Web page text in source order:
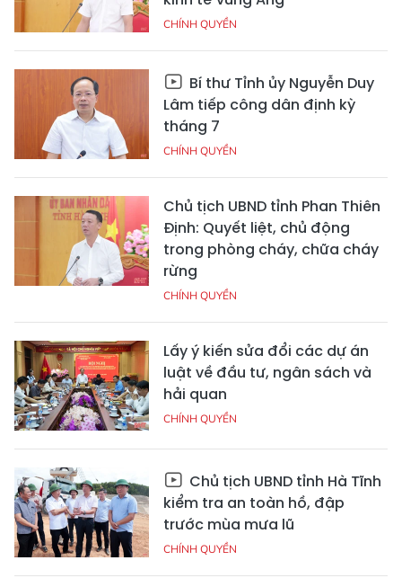
CHÍNH QUYỀN
Bí thư Tỉnh ủy Nguyễn Duy
Lâm tiếp công dân định kỳ
tháng 7
CHÍNH QUYỀN
Chủ tịch UBND tỉnh Phan Thiên
Định: Quyết liệt, chủ động
trong phòng cháy, chữa cháy
rừng
CHÍNH QUYỀN
Lấy ý kiến sửa đổi các dự án
luật về đầu tư, ngân sách và
hải quan
CHÍNH QUYỀN
Chủ tịch UBND tỉnh Hà Tĩnh
kiểm tra an toàn hồ, đập
trước mùa mưa lũ
CHÍNH QUYỀN